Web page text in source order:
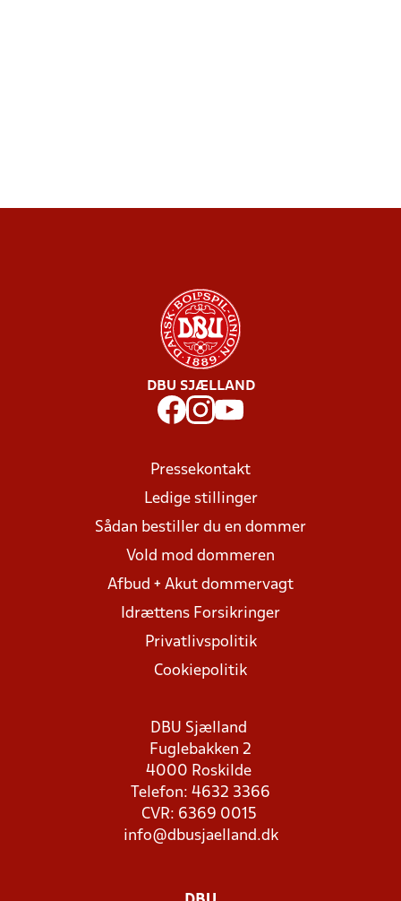
DBU SJÆLLAND
Pressekontakt
Ledige stillinger
Sådan bestiller du en dommer
Vold mod dommeren
Afbud + Akut dommervagt
Idrættens Forsikringer
Privatlivspolitik
Cookiepolitik
DBU Sjælland
Fuglebakken 2
4000 Roskilde
Telefon: 4632 3366
CVR: 6369 0015
info@dbusjaelland.dk